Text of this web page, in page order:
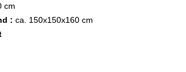
cm
: ca. 150x150x160 cm